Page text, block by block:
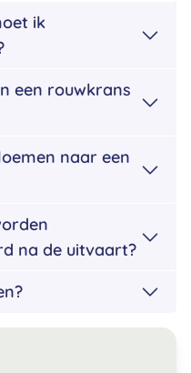
ik
een rouwkrans
naar een
na de uitvaart?